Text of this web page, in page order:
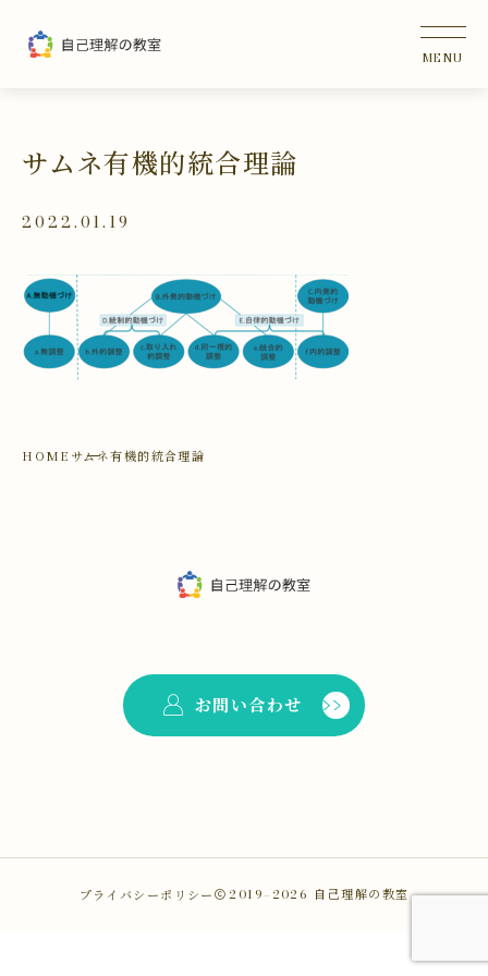
サムネ有機的統合理論
2022.01.19
HOME サムネ有機的統合理論
お問い合わせ
プライバシーポリシー 2019–2026 自己理解の教室